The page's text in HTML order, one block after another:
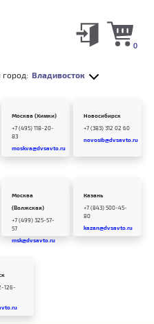
Владивосток
0
Москва (Химки)
+7 (495) 118-20-
83
moskva@dvsavto.ru
Новосибирск
+7 (383) 312 02 60
novosib@dvsavto.ru
Москва
(Волжская)
+7 (499) 325-57-
57
msk@dvsavto.ru
Казань
+7 (843) 500-45-
80
kazan@dvsavto.ru
126-